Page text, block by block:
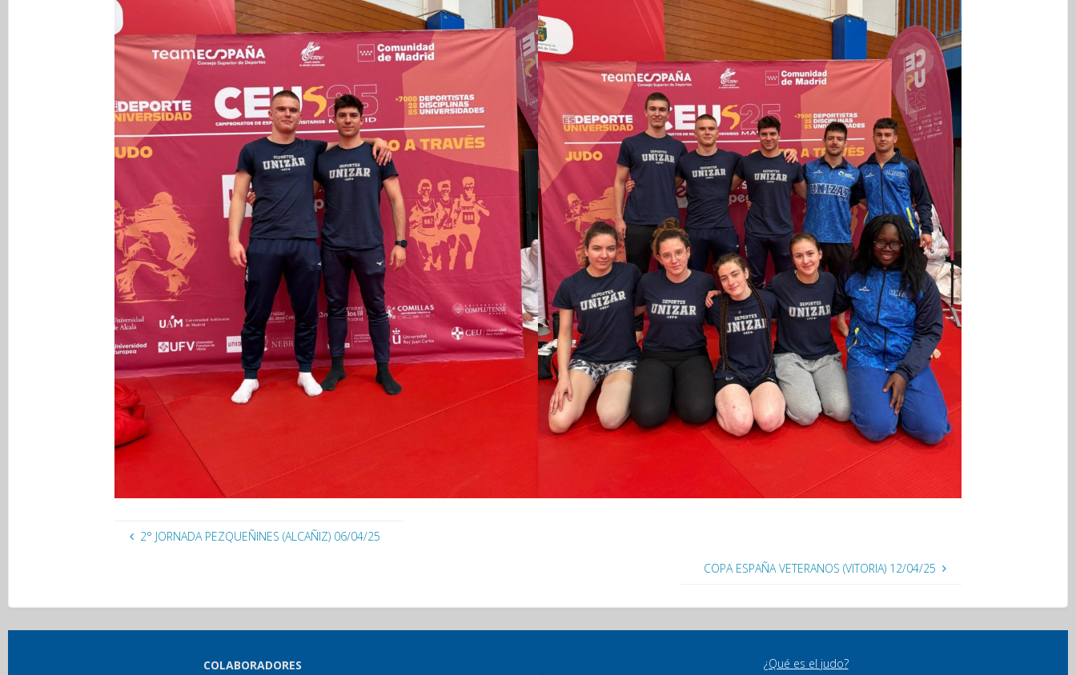
2° JORNADA PEZQUEÑINES (ALCAÑIZ) 06/04/25
COPA ESPAÑA VETERANOS (VITORIA) 12/04/25
COLABORADORES ¿Qué es el judo?